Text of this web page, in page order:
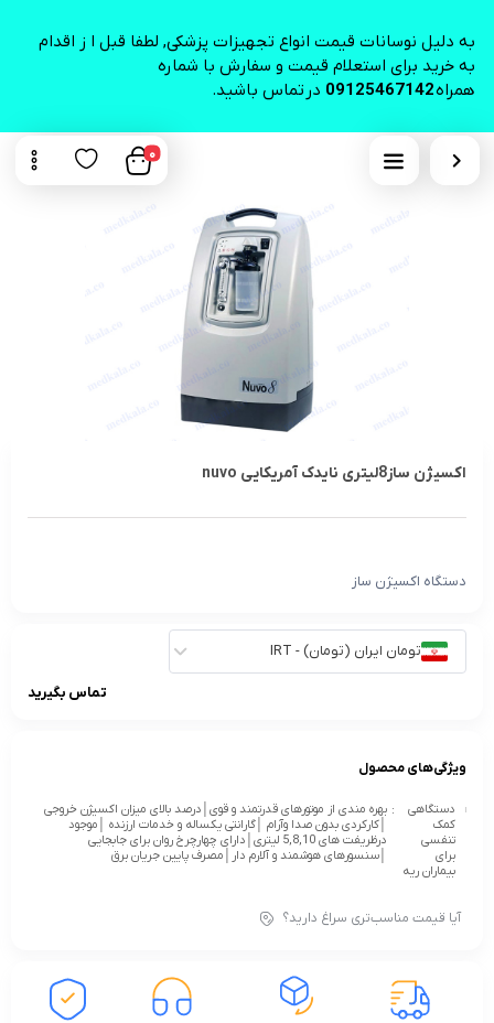
به دلیل نوسانات قیمت انواع تجهیزات پزشکی, لطفا قبل ا ز اقدام
به خرید برای استعلام قیمت و سفارش با شماره
همراه09125467142 در تماس باشید.
0
اکسیژن ساز8لیتری نایدک آمریکایی nuvo
دستگاه اکسیژن ساز
تومان ایران (تومان) - IRT
تماس بگیرید
ویژگی‌های محصول
دستگاهی
کمک
تنفسی
برای
بیماران ریه
: بهره مندی از موتورهای قدرتمند و قوی│درصد بالای میزان اکسیژن خروجی
│کارکردی بدون صدا وآرام │گارانتی یکساله و خدمات ارزنده │موجود
درظریفت های 5,8,10 لیتری│دارای چهارچرخ روان برای جابجایی
│سنسورهای هوشمند و آلارم دار│مصرف پایین جریان برق
آیا قیمت مناسب‌تری سراغ دارید؟